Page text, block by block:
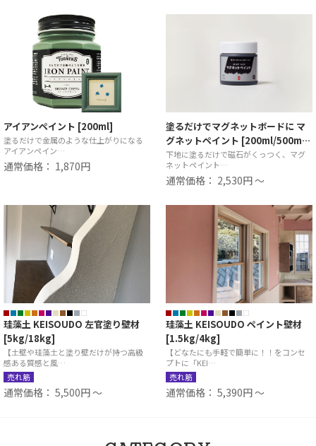
アイアンペイント [200ml]
塗るだけで金属のような仕上がりになる
アイアンペイン…
通常価格： 1,870円
塗るだけでマグネットボードに マ
グネットペイント [200ml/500m…
下地に塗るだけで磁石がくっつく、マグ
ネットペイント…
通常価格： 2,530円 ～
珪藻土 KEISOUDO 左官塗り壁材
[5kg/18kg]
【土壁や珪藻土と塗り壁だけが持つ高級
感ある質感と風…
売れ筋
通常価格： 5,500円 ～
珪藻土 KEISOUDO ペイント壁材
[1.5kg/4kg]
【どなたにも手軽で簡単に！！をコンセ
プトに「KEI…
売れ筋
通常価格： 5,390円 ～